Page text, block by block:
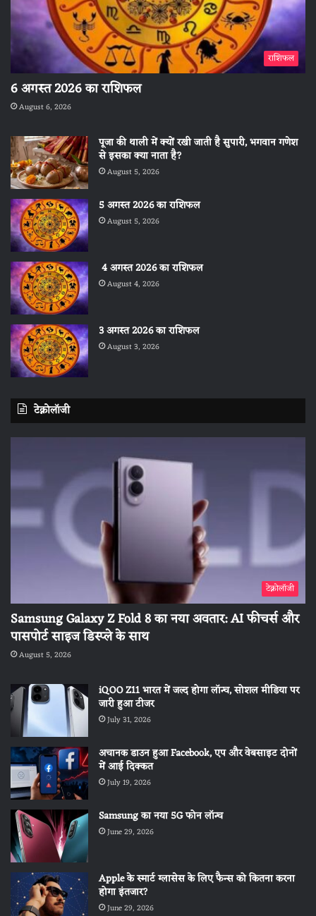
राशिफल
6 अगस्त 2026 का राशिफल
August 6, 2026
पूजा की थाली में क्यों रखी जाती है सुपारी, भगवान गणेश
से इसका क्या नाता है?
August 5, 2026
5 अगस्त 2026 का राशिफल
August 5, 2026
4 अगस्त 2026 का राशिफल
August 4, 2026
3 अगस्त 2026 का राशिफल
August 3, 2026
टेक्नोलॉजी
टेक्नोलॉजी
Samsung Galaxy Z Fold 8 का नया अवतार: AI फीचर्स और
पासपोर्ट साइज डिस्प्ले के साथ
August 5, 2026
iQOO Z11 भारत में जल्द होगा लॉन्च, सोशल मीडिया पर
जारी हुआ टीजर
July 31, 2026
अचानक डाउन हुआ Facebook, एप और वेबसाइट दोनों
में आई दिक्कत
July 19, 2026
Samsung का नया 5G फोन लॉन्च
June 29, 2026
Apple के स्मार्ट ग्लासेस के लिए फैन्स को कितना करना
होगा इंतजार?
June 29, 2026